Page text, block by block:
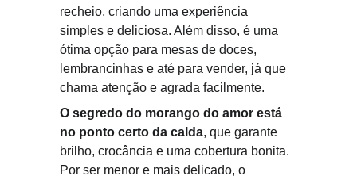
recheio, criando uma experiência
simples e deliciosa. Além disso, é uma
ótima opção para mesas de doces,
lembrancinhas e até para vender, já que
chama atenção e agrada facilmente.
O segredo do morango do amor está
no ponto certo da calda, que garante
brilho, crocância e uma cobertura bonita.
Por ser menor e mais delicado, o